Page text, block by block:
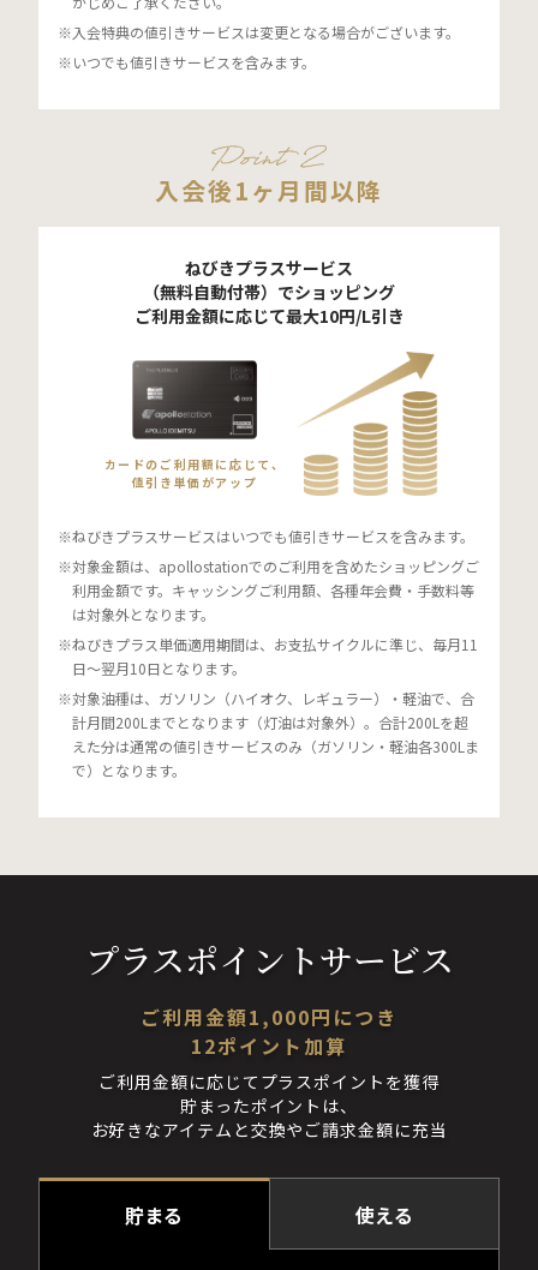
入会特典の値引きサービスは変更となる場合がございます。
いつでも値引きサービスを含みます。
入会後1ヶ月間以降
ねびきプラスサービス
（無料自動付帯）でショッピング
ご利用金額に応じて最大10円/L引き
カードのご利用額に応じて、
値引き単価がアップ
ねびきプラスサービスはいつでも値引きサービスを含みます。
対象金額は、apollostationでのご利用を含めたショッピングご
利用金額です。キャッシングご利用額、各種年会費・手数料等
は対象外となります。
ねびきプラス単価適用期間は、お支払サイクルに準じ、毎月11
日～翌月10日となります。
対象油種は、ガソリン（ハイオク、レギュラー）・軽油で、合
計月間200Lまでとなります（灯油は対象外）。合計200Lを超
えた分は通常の値引きサービスのみ（ガソリン・軽油各300Lま
で）となります。
プラスポイントサービス
ご利用金額1,000円につき
12ポイント加算
ご利用金額に応じてプラスポイントを獲得
貯まったポイントは、
お好きなアイテムと交換やご請求金額に充当
貯まる 使える